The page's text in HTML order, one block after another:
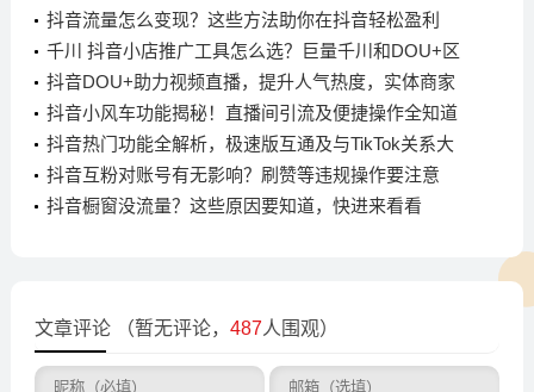
抖音流量怎么变现？这些方法助你在抖音轻松盈利
千川 抖音小店推广工具怎么选？巨量千川和DOU+区
别大揭秘
抖音DOU+助力视频直播，提升人气热度，实体商家
引流必备
抖音小风车功能揭秘！直播间引流及便捷操作全知道
抖音热门功能全解析，极速版互通及与TikTok关系大
揭秘
抖音互粉对账号有无影响？刷赞等违规操作要注意
抖音橱窗没流量？这些原因要知道，快进来看看
文章评论 （暂无评论， 487人围观）